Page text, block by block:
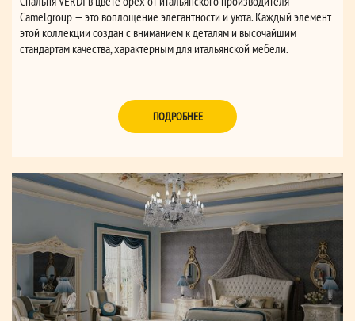
Camelgroup — это воплощение элегантности и уюта. Каждый элемент
этой коллекции создан с вниманием к деталям и высочайшим
стандартам качества, характерным для итальянской мебели.
ПОДРОБНЕЕ